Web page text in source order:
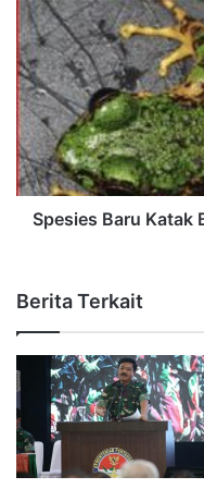
Spesies Baru
Berita Terkait